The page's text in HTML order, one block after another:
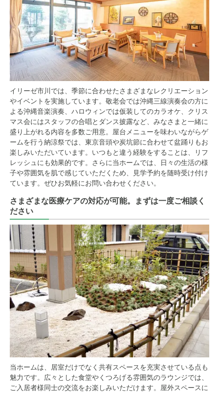
イリーゼ市川では、季節に合わせたさまざまなレクリエーション
やイベントを実施しています。敬老会では沖縄三線演奏会の方に
よる沖縄音楽演奏、ハロウィンでは仮装してのカラオケ、クリス
マス会にはスタッフの合唱とダンス披露など、みなさまと一緒に
盛り上がれる内容を多数ご用意。屋台メニューを味わいながらゲ
ームを行う納涼祭では、東京音頭や炭坑節に合わせて盆踊りもお
楽しみいただいています。いつもと違う経験をすることは、リフ
レッシュにも効果的です。さらに当ホームでは、日々の生活の様
子や雰囲気を肌で感じていただくため、見学予約を随時受け付け
ています。ぜひお気軽にお問い合わせください。
さまざまな医療ケアの対応が可能。まずは一度ご相談く
ださい
当ホームは、居室だけでなく共有スペースを充実させている点も
魅力です。広々とした食堂やくつろげる雰囲気のラウンジでは、
ご入居者様同士の交流をお楽しみいただけます。屋外スペースに